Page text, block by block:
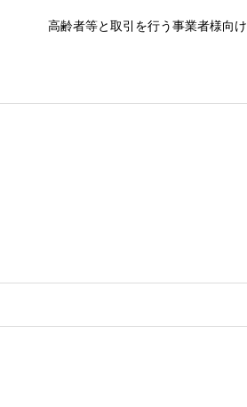
高齢者等と取引を行う事業者様向け